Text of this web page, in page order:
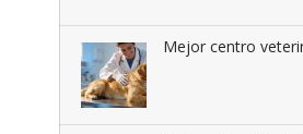
Mejor centro